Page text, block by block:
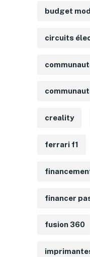
budget
circuits
creality
ferrari f1
financer
fusion 360